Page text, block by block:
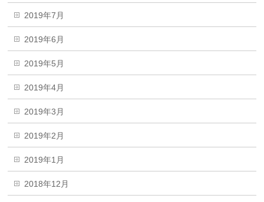
2019年7月
2019年6月
2019年5月
2019年4月
2019年3月
2019年2月
2019年1月
2018年12月